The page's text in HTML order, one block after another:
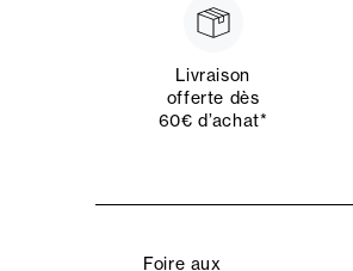
Livraison
offerte dès
60€ d’achat*
Foire aux